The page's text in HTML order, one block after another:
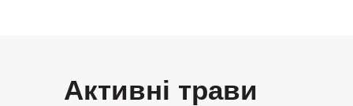
Активні трави